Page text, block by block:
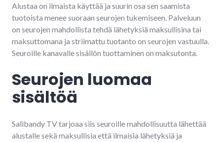
Alustaa on ilmaista käyttää ja suurin osa sen saamista
tuotoista menee suoraan seurojen tukemiseen. Palveluun
on seurojen mahdollista tehdä lähetyksiä maksullisina tai
maksuttomana ja striimattu tuotanto on seurojen vastuulla.
Seuroille kanavalle sisällön tuottaminen on maksutonta.
Seurojen luomaa
sisältöä
Salibandy TV tarjoaa siis seuroille mahdollisuutta lähettää
alustalle sekä maksullisia että ilmaisia lähetyksiä ja